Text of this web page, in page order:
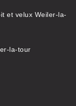
et velux Weiler-la-
la-tour